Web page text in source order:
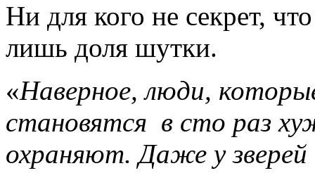
Ни для кого не секрет,
лишь доля шутки.
«Наверное, люди,
становятся в сто раз
охраняют. Даже у зверей